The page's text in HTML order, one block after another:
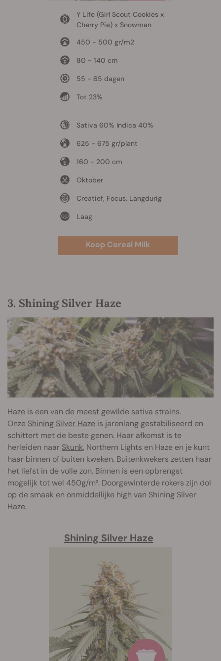
Y Life (Girl Scout Cookies x
Cherry Pie) x Snowman
450 - 500 gr/m2
80 - 140 cm
55 - 65 dagen
Tot 23%
Sativa 60% Indica 40%
625 - 675 gr/plant
160 - 200 cm
Oktober
Creatief, Focus, Langdurig
Laag
Koop Cereal Milk
3. Shining Silver Haze
Haze is een van de meest gewilde sativa strains.
Onze Shining Silver Haze is jarenlang gestabiliseerd en
schittert met de beste genen. Haar afkomst is te
herleiden naar Skunk, Northern Lights en Haze en je kunt
haar binnen of buiten kweken. Buitenkwekers zetten haar
het liefst in de volle zon. Binnen is een opbrengst
mogelijk tot wel 450g/m². Doorgewinterde rokers zijn dol
op de smaak en onmiddellijke high van Shining Silver
Haze.
Shining Silver Haze